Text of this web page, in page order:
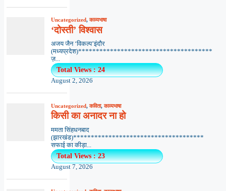
Uncategorized,काव्यभाषा
‘दोस्ती’ विश्वास
अजय जैन ‘विकल्प’इंदौर
(मध्यप्रदेश)**************************************
ज़...
Total Views : 24
August 2, 2026
Uncategorized,कविता,काव्यभाषा
किसी का अनादर ना हो
ममता सिंहधनबाद
(झारखंड)*************************************
सफाई का कीड़ा...
Total Views : 23
August 7, 2026